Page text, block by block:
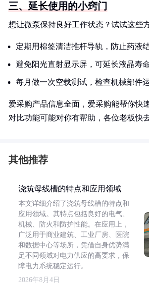
三、延长使用的小窍门
想让微泵保持良好工作状态？试试这些
定期用棉签清洁推杆导轨，防止药液
避免阳光直射显示屏，可延长液晶寿
每月做一次空载测试，检查机械部件
爱采购产品信息全面，爱采购能帮你快
对比功能可能对你有帮助，各位老板快
其他推荐
浇筑母线槽的特点和应用领域
本文详细介绍了浇筑母线槽的特点和
应用领域。其特点包括良好的电气、
机械、防火和防护性能。在应用上，
广泛用于商业建筑、工业厂房、医院
和数据中心等场所，凭借自身优势满
足不同领域对电力供应的高要求，保
障电力系统稳定运行。
2026年8月4日